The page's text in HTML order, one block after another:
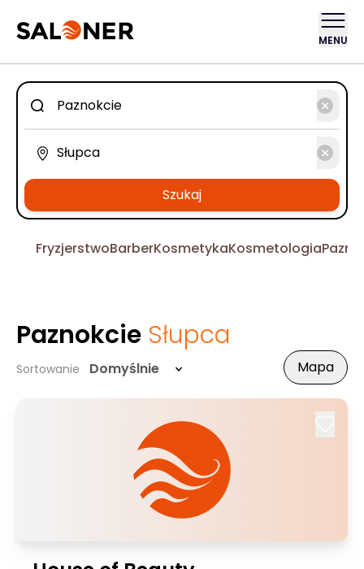
MENU
Szukaj
FryzjerstwoBarberKosmetykaKosmetologia
Paznokcie Słupca
Sortowanie Domyślnie Mapa